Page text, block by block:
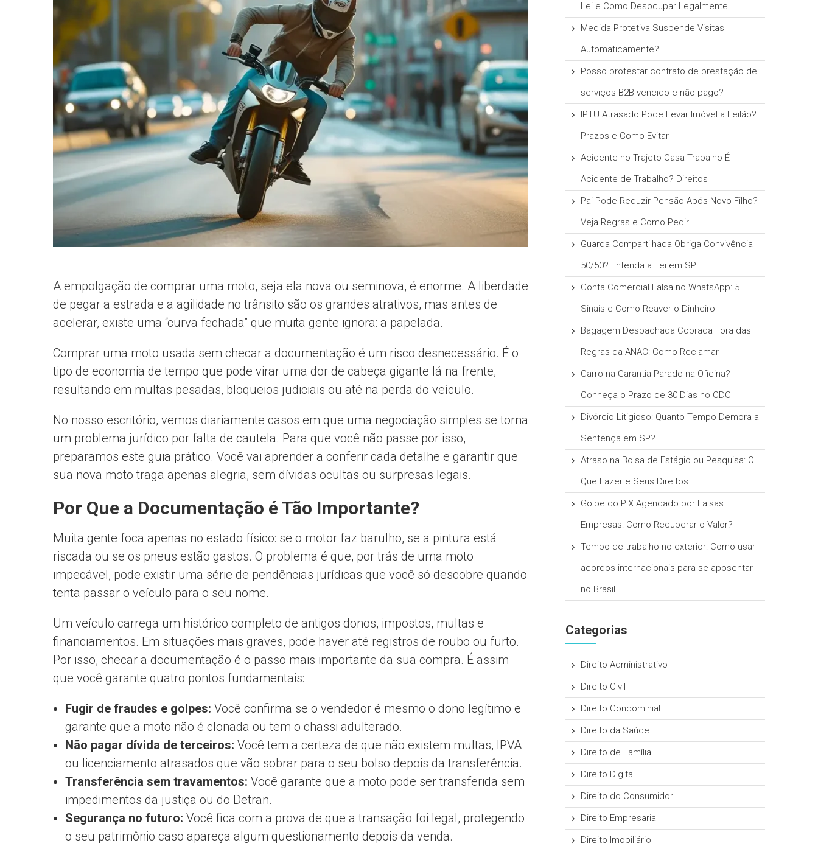
informe-nos
necessidade.
A empolgação de comprar uma moto, seja ela nova ou seminova, é enorme. A liberdade
de pegar a estrada e a agilidade no trânsito são os grandes atrativos, mas antes de
acelerar, existe uma “curva fechada” que muita gente ignora: a papelada.
Comprar uma moto usada sem checar a documentação é um risco desnecessário. É o
tipo de economia de tempo que pode virar uma dor de cabeça gigante lá na frente,
resultando em multas pesadas, bloqueios judiciais ou até na perda do veículo.
No nosso escritório, vemos diariamente casos em que uma negociação simples se torna
um problema jurídico por falta de cautela. Para que você não passe por isso,
preparamos este guia prático. Você vai aprender a conferir cada detalhe e garantir que
sua nova moto traga apenas alegria, sem dívidas ocultas ou surpresas legais.
Por Que a Documentação é Tão Importante?
Muita gente foca apenas no estado físico: se o motor faz barulho, se a pintura está
riscada ou se os pneus estão gastos. O problema é que, por trás de uma moto
impecável, pode existir uma série de pendências jurídicas que você só descobre quando
tenta passar o veículo para o seu nome.
Um veículo carrega um histórico completo de antigos donos, impostos, multas e
financiamentos. Em situações mais graves, pode haver até registros de roubo ou furto.
Por isso, checar a documentação é o passo mais importante da sua compra. É assim
que você garante quatro pontos fundamentais:
Fugir de fraudes e golpes: Você confirma se o vendedor é mesmo o dono legítimo e
garante que a moto não é clonada ou tem o chassi adulterado.
Não pagar dívida de terceiros: Você tem a certeza de que não existem multas, IPVA
ou licenciamento atrasados que vão sobrar para o seu bolso depois da transferência.
Transferência sem travamentos: Você garante que a moto pode ser transferida sem
impedimentos da justiça ou do Detran.
Segurança no futuro: Você fica com a prova de que a transação foi legal, protegendo
o seu patrimônio caso apareça algum questionamento depois da venda.
Lei e Como Desocupar Legalmente
Medida Protetiva Suspende Visitas
Automaticamente?
Posso protestar contrato de prestação de
serviços B2B vencido e não pago?
IPTU Atrasado Pode Levar Imóvel a Leilão?
Prazos e Como Evitar
Acidente no Trajeto Casa-Trabalho É
Acidente de Trabalho? Direitos
Pai Pode Reduzir Pensão Após Novo Filho?
Veja Regras e Como Pedir
Guarda Compartilhada Obriga Convivência
50/50? Entenda a Lei em SP
Conta Comercial Falsa no WhatsApp: 5
Sinais e Como Reaver o Dinheiro
Bagagem Despachada Cobrada Fora das
Regras da ANAC: Como Reclamar
Carro na Garantia Parado na Oficina?
Conheça o Prazo de 30 Dias no CDC
Divórcio Litigioso: Quanto Tempo Demora a
Sentença em SP?
Atraso na Bolsa de Estágio ou Pesquisa: O
Que Fazer e Seus Direitos
Golpe do PIX Agendado por Falsas
Empresas: Como Recuperar o Valor?
Tempo de trabalho no exterior: Como usar
acordos internacionais para se aposentar
no Brasil
Categorias
Direito Administrativo
Direito Civil
Direito Condominial
Direito da Saúde
Direito de Família
Direito Digital
Direito do Consumidor
Direito Empresarial
Direito Imobiliário